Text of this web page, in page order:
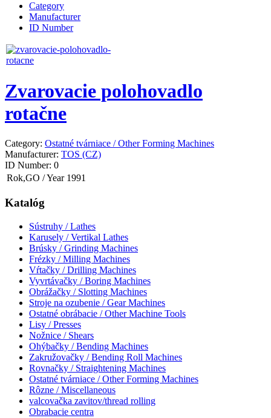
Category
Manufacturer
ID Number
Zvarovacie polohovadlo
rotačne
Category: Ostatné tvárniace / Other Forming Machines
Manufacturer: TOS (CZ)
ID Number: 0
Rok,GO / Year 1991
Katalóg
Sústruhy / Lathes
Karusely / Vertikal Lathes
Brúsky / Grinding Machines
Frézky / Milling Machines
Vŕtačky / Drilling Machines
Vyvrtávačky / Boring Machines
Obrážačky / Slotting Machines
Stroje na ozubenie / Gear Machines
Ostatné obrábacie / Other Machine Tools
Lisy / Presses
Nožnice / Shears
Ohýbačky / Bending Machines
Zakružovačky / Bending Roll Machines
Rovnačky / Straightening Machines
Ostatné tvárniace / Other Forming Machines
Rôzne / Miscellaneous
valcovačka zavitov/thread rolling
Obrabacie centra